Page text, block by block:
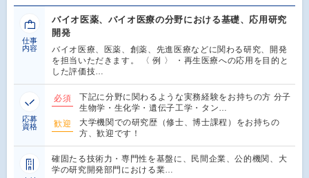
仕事
内容
バイオ医薬、バイオ医療の分野における基礎、応用研究
開発
バイオ医療、医薬、創薬、先進医療などに関わる研究、開発
を担当いただきます。 〈 例 〉 ・再生医療への応用を目的と
した評価技…
応募
資格
必須
下記に分野に関わるような実務経験をお持ちの方 分子
生物学・生化学・遺伝子工学・タン…
歓迎
大学機関での研究歴（修士、博士課程）をお持ちの
方、歓迎です！
確固たる技術力・専門性を基盤に、民間企業、公的機関、大
学の研究開発部門における業…